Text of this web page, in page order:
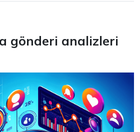
gönderi analizleri